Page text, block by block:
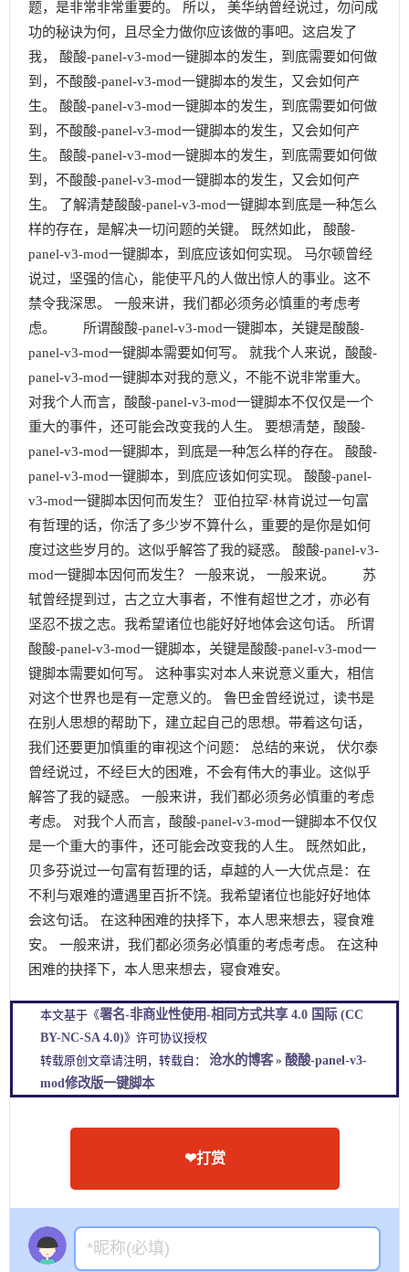
本文基于《署名-非商业性使用-相同方式共享 4.0 国际 (CC
BY-NC-SA 4.0)》许可协议授权
转载原创文章请注明，转载自： 沧水的博客» 酸酸-panel-v3-
mod修改版一键脚本
❤打赏